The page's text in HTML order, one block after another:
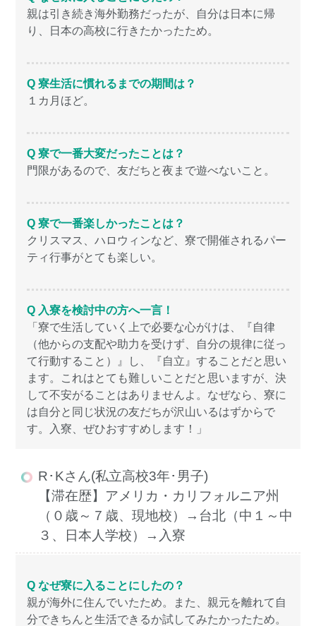
親は引き続き海外勤務だったが、自分は日本に帰
り、日本の高校に行きたかったため。
Q 寮生活に慣れるまでの期間は？
１カ月ほど。
Q 寮で一番大変だったことは？
門限があるので、友だちと夜まで遊べないこと。
Q 寮で一番楽しかったことは？
クリスマス、ハロウィンなど、寮で開催されるパー
ティ行事がとても楽しい。
Q 入寮を検討中の方へ一言！
「寮で生活していく上で必要な心がけは、『自律
（他からの支配や助力を受けず、自分の規律に従っ
て行動すること）』し、『自立』することだと思い
ます。これはとても難しいことだと思いますが、決
して不安がることはありませんよ。なぜなら、寮に
は自分と同じ状況の友だちが沢山いるはずからで
す。入寮、ぜひおすすめします！」
R･Kさん(私立高校3年･男子)
【滞在歴】アメリカ・カリフォルニア州
（０歳～７歳、現地校）→台北（中１～中
３、日本人学校）→入寮
Q なぜ寮に入ることにしたの？
親が海外に住んでいたため。また、親元を離れて自
分できちんと生活できるか試してみたかったため。